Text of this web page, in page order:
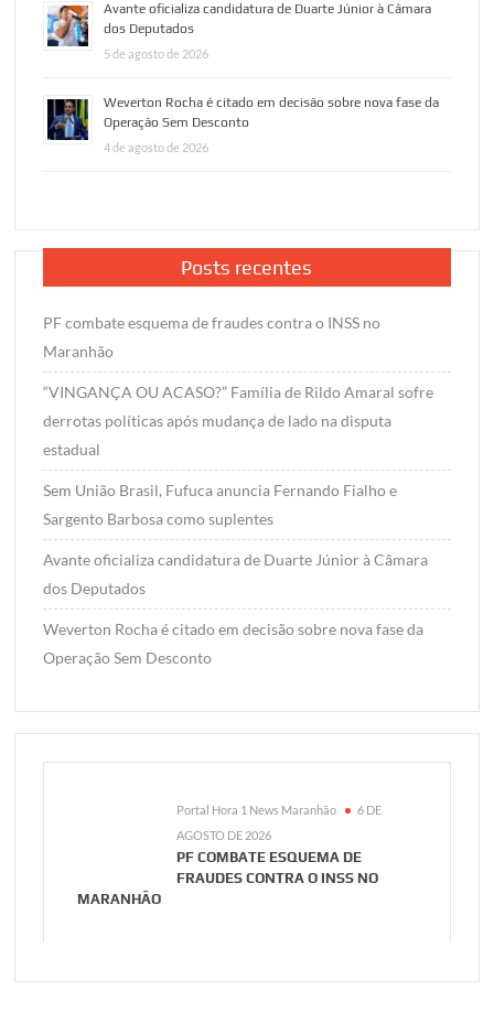
Avante oficializa candidatura de Duarte Júnior à Câmara
dos Deputados
5 de agosto de 2026
Weverton Rocha é citado em decisão sobre nova fase da
Operação Sem Desconto
4 de agosto de 2026
Posts recentes
PF combate esquema de fraudes contra o INSS no
Maranhão
“VINGANÇA OU ACASO?” Família de Rildo Amaral sofre
derrotas políticas após mudança de lado na disputa
estadual
Sem União Brasil, Fufuca anuncia Fernando Fialho e
Sargento Barbosa como suplentes
Avante oficializa candidatura de Duarte Júnior à Câmara
dos Deputados
Weverton Rocha é citado em decisão sobre nova fase da
Operação Sem Desconto
Portal Hora 1 News Maranhão
6 DE
AGOSTO DE 2026
PF COMBATE ESQUEMA DE
FRAUDES CONTRA O INSS NO
MARANHÃO